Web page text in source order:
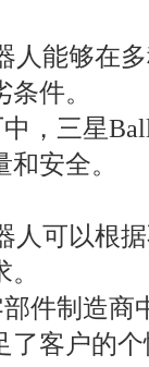
人能够在
件。
，三星
安全。
人可以根
件制造商
了客户的